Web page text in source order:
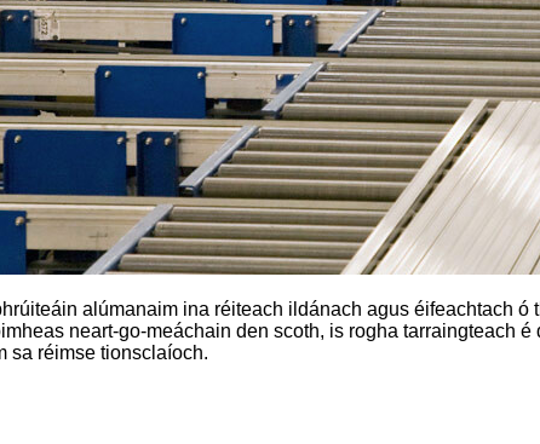
alúmanaim ina réiteach ildánach agus éifeachtach
neart-go-meáchain den scoth, is rogha tarraingteach
sa réimse tionsclaíoch.